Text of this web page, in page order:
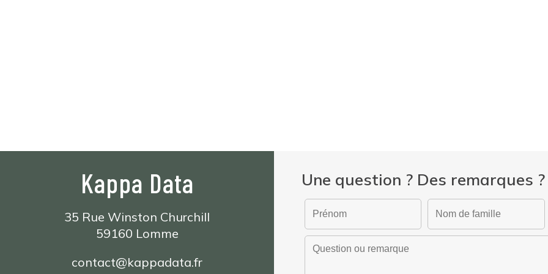
Kappa Data
35 Rue Winston Churchill
59160 Lomme
contact@kappadata.fr
Une question ? Des remarques ?